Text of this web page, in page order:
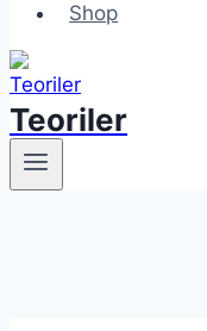
Shop
Teoriler